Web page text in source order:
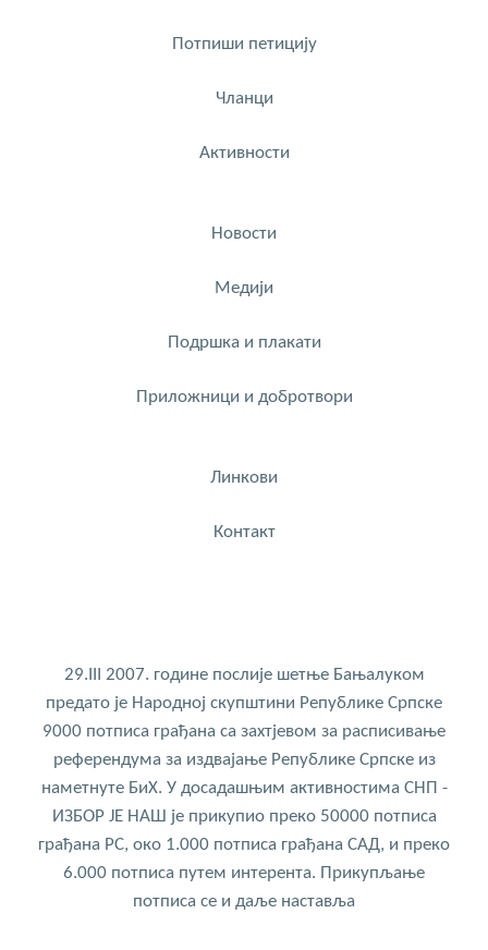
Потпиши петицију
Чланци
Активности
Новости
Медији
Подршка и плакати
Приложници и добротвори
Линкови
Контакт
29.III 2007. године послије шетње Бањалуком
предато је Народној скупштини Републике Српске
9000 потписа грађана са захтјевом за расписивање
референдума за издвајање Републике Српске из
наметнуте БиХ. У досадашњим активностима СНП -
ИЗБОР ЈЕ НАШ је прикупио преко 50000 потписа
грађана РС, око 1.000 потписа грађана САД, и преко
6.000 потписа путем интерента. Прикупљање
потписа се и даље наставља